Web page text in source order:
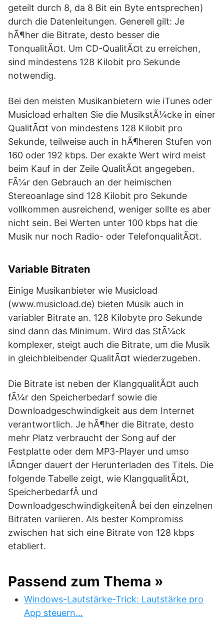
geteilt durch 8, da 8 Bit ein Byte entsprechen)
durch die Datenleitungen. Generell gilt: Je
hÃ¶her die Bitrate, desto besser die
TonqualitÃ¤t. Um CD-QualitÃ¤t zu erreichen,
sind mindestens 128 Kilobit pro Sekunde
notwendig.
Bei den meisten Musikanbietern wie iTunes oder
Musicload erhalten Sie die MusikstÃ¼cke in einer
QualitÃ¤t von mindestens 128 Kilobit pro
Sekunde, teilweise auch in hÃ¶heren Stufen von
160 oder 192 kbps. Der exakte Wert wird meist
beim Kauf in der Zeile QualitÃ¤t angegeben.
FÃ¼r den Gebrauch an der heimischen
Stereoanlage sind 128 Kilobit pro Sekunde
vollkommen ausreichend, weniger sollte es aber
nicht sein. Bei Werten unter 100 kbps hat die
Musik nur noch Radio- oder TelefonqualitÃ¤t.
Variable Bitraten
Einige Musikanbieter wie Musicload
(www.musicload.de) bieten Musik auch in
variabler Bitrate an. 128 Kilobyte pro Sekunde
sind dann das Minimum. Wird das StÃ¼ck
komplexer, steigt auch die Bitrate, um die Musik
in gleichbleibender QualitÃ¤t wiederzugeben.
Die Bitrate ist neben der KlangqualitÃ¤t auch
fÃ¼r den Speicherbedarf sowie die
Downloadgeschwindigkeit aus dem Internet
verantwortlich. Je hÃ¶her die Bitrate, desto
mehr Platz verbraucht der Song auf der
Festplatte oder dem MP3-Player und umso
lÃ¤nger dauert der Herunterladen des Titels. Die
folgende Tabelle zeigt, wie KlangqualitÃ¤t,
SpeicherbedarfÂ und
DownloadgeschwindigkeitenÂ bei den einzelnen
Bitraten variieren. Als bester Kompromiss
zwischen hat sich eine Bitrate von 128 kbps
etabliert.
Passend zum Thema »
Windows-Lautstärke-Trick: Lautstärke pro
App steuern…